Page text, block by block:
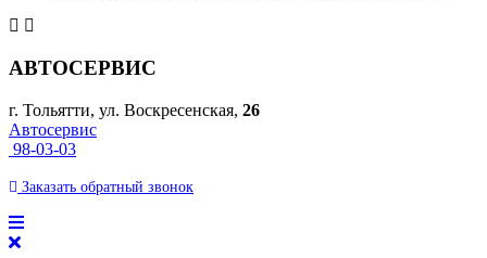
АВТОСЕРВИС
г. Тольятти, ул. Воскресенская, 26
Автосервис
98-03-03
Заказать обратный звонок